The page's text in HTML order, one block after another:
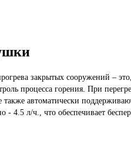
закрытых сооружений –
процесса горения. При
автоматически
- 4.5 л/ч., что обеспечивает